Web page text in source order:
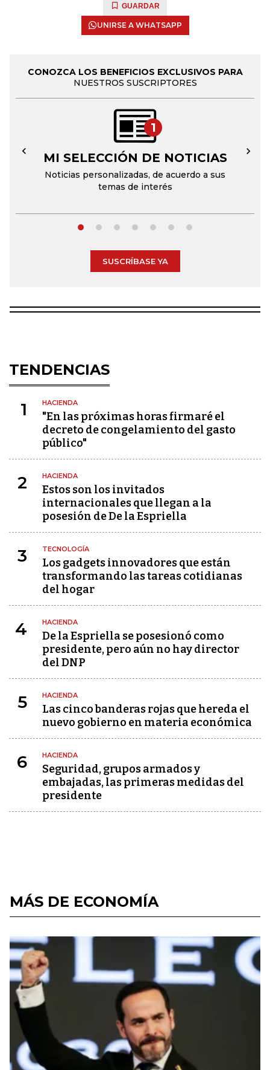
GUARDAR
UNIRSE A WHATSAPP
CONOZCA LOS BENEFICIOS EXCLUSIVOS PARA
NUESTROS SUSCRIPTORES
1
MI SELECCIÓN DE NOTICIAS
Noticias personalizadas, de acuerdo a sus
temas de interés
← →
SUSCRÍBASE YA
TENDENCIAS
1 HACIENDA
"En las próximas horas firmaré el
decreto de congelamiento del gasto
público"
2 HACIENDA
Estos son los invitados
internacionales que llegan a la
posesión de De la Espriella
3 TECNOLOGÍA
Los gadgets innovadores que están
transformando las tareas cotidianas
del hogar
4 HACIENDA
De la Espriella se posesionó como
presidente, pero aún no hay director
del DNP
5 HACIENDA
Las cinco banderas rojas que hereda el
nuevo gobierno en materia económica
6 HACIENDA
Seguridad, grupos armados y
embajadas, las primeras medidas del
presidente
MÁS DE ECONOMÍA